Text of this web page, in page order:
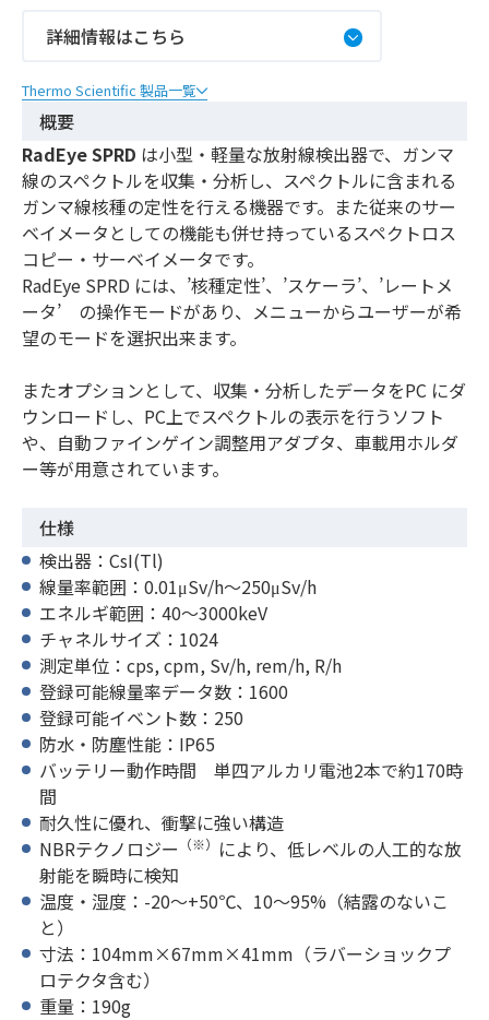
詳細情報はこちら
Thermo Scientific 製品一覧
概要
RadEye SPRD は小型・軽量な放射線検出器で、ガンマ
線のスペクトルを収集・分析し、スペクトルに含まれる
ガンマ線核種の定性を行える機器です。また従来のサー
ベイメータとしての機能も併せ持っているスペクトロス
コピー・サーベイメータです。
RadEye SPRD には、’核種定性’、’スケーラ’、’レートメ
ータ’ の操作モードがあり、メニューからユーザーが希
望のモードを選択出来ます。
またオプションとして、収集・分析したデータをPC にダ
ウンロードし、PC上でスペクトルの表示を行うソフト
や、自動ファインゲイン調整用アダプタ、車載用ホルダ
ー等が用意されています。
仕様
検出器：CsI(Tl)
線量率範囲：0.01μSv/h～250μSv/h
エネルギ範囲：40～3000keV
チャネルサイズ：1024
測定単位：cps, cpm, Sv/h, rem/h, R/h
登録可能線量率データ数：1600
登録可能イベント数：250
防水・防塵性能：IP65
バッテリー動作時間 単四アルカリ電池2本で約170時
間
耐久性に優れ、衝撃に強い構造
NBRテクノロジー （※） により、低レベルの人工的な放
射能を瞬時に検知
温度・湿度：-20～+50℃、10～95%（結露のないこ
と）
寸法：104mm×67mm×41mm（ラバーショックプ
ロテクタ含む）
重量：190g